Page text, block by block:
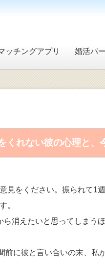
ッチングアプリ 婚活パ
くれない彼の心理と
見をください。振られて1
。
消えたいと思ってしまう
前に彼と言い合いの末、